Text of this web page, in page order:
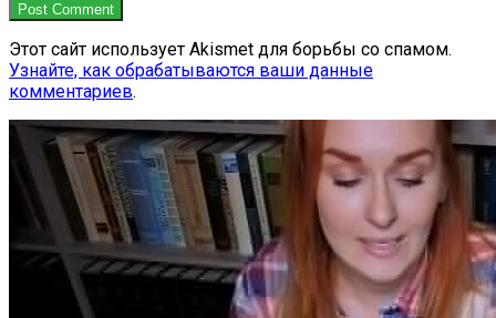
Post Comment
Этот сайт использует Akismet для борьбы со спамом.
Узнайте, как обрабатываются ваши данные
комментариев.